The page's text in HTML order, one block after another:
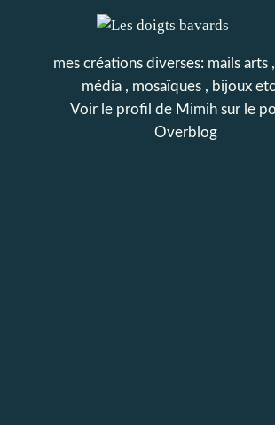
mes créations diverses: mails arts
média , mosaïques , bijoux
Voir le profil de Mimihsur le
Overblog